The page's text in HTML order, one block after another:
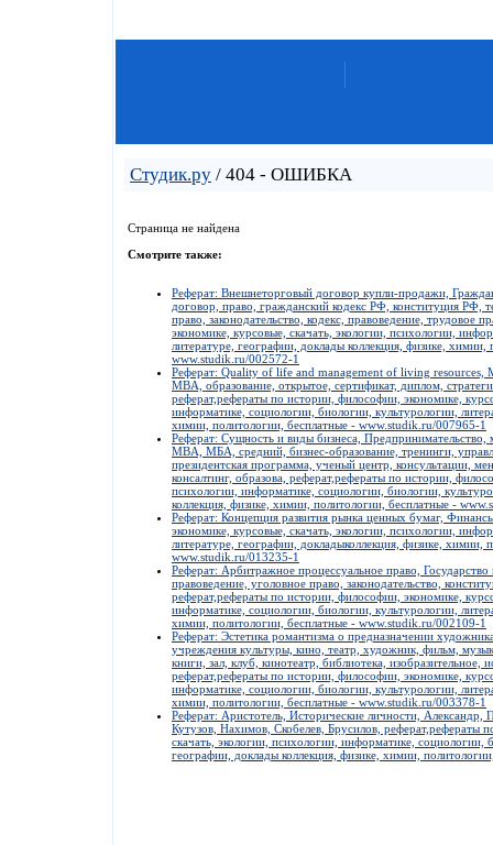
Студик.ру / 404 - ОШИБКА
Страница не найдена
Смотрите также:
Реферат: Внешнеторговый договор купли-продажи,
договор, право, гражданский кодекс РФ, конституция РФ,
право, законодательство, кодекс, правоведение, трудовое
экономике, курсовые, скачать, экологии, психологии,
литературе, географии, доклады коллекция, физике, химии,
www.studik.ru/002572-1
Реферат: Quality of life and management of living resources,
MBA, образование, открытое, сертификат, диплом,
реферат,рефераты по истории, философии, экономике,
информатике, социологии, биологии, культурологии,
химии, политологии, бесплатные - www.studik.ru/007965-1
Реферат: Сущность и виды бизнеса, Предпринимательство,
MBA, МБА, средний, бизнес-образование, тренинги,
президентская программа, ученый центр, консультации,
консалтинг, образова, реферат,рефераты по истории,
психологии, информатике, социологии, биологии,
коллекция, физике, химии, политологии, бесплатные -
Реферат: Концепция развития рынка ценных бумаг,
экономике, курсовые, скачать, экологии, психологии,
литературе, географии, докладыколлекция, физике, химии,
www.studik.ru/013235-1
Реферат: Арбитражное процессуальное право,
правоведение, уголовное право, законодательство,
реферат,рефераты по истории, философии, экономике,
информатике, социологии, биологии, культурологии,
химии, политологии, бесплатные - www.studik.ru/002109-1
Реферат: Эстетика романтизма о предназначении
учреждения культуры, кино, театр, художник, фильм,
книги, зал, клуб, кинотеатр, библиотека, изобразительное,
реферат,рефераты по истории, философии, экономике,
информатике, социологии, биологии, культурологии,
химии, политологии, бесплатные - www.studik.ru/003378-1
Реферат: Аристотель, Исторические личности,
Кутузов, Нахимов, Скобелев, Брусилов, реферат,рефераты
скачать, экологии, психологии, информатике, социологии,
географии, доклады коллекция, физике, химии,